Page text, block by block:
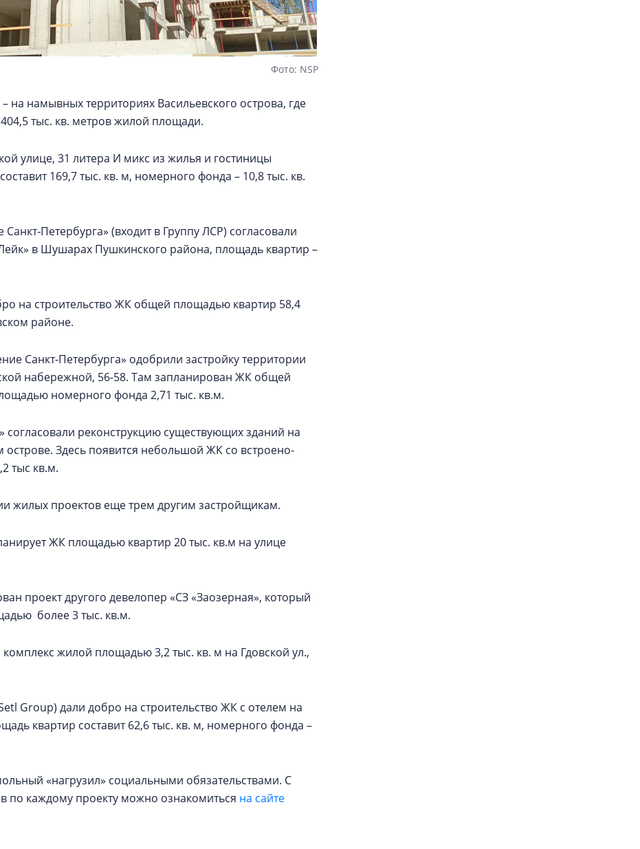
Фото: NSP
намывных территориях Васильевского острова, где
тыс. кв. метров жилой площади.
улице, 31 литера И микс из жилья и гостиницы
169,7 тыс. кв. м, номерного фонда – 10,8 тыс. кв.
(входит в Группу ЛСР) согласовали
в Шушарах Пушкинского района, площадь квартир –
на строительство ЖК общей площадью квартир 58,4
районе.
Санкт‑Петербурга» одобрили застройку территории
набережной, 56-58. Там запланирован ЖК общей
номерного фонда 2,71 тыс. кв.м.
реконструкцию существующих зданий на
Здесь появится небольшой ЖК со встроено-
тыс кв.м.
жилых проектов еще трем другим застройщикам.
ЖК площадью квартир 20 тыс. кв.м на улице
проект другого девелопер «СЗ «Заозерная», который
более 3 тыс. кв.м.
жилой площадью 3,2 тыс. кв. м на Гдовской ул.,
Group) дали добро на строительство ЖК с отелем на
квартир составит 62,6 тыс. кв. м, номерного фонда –
«нагрузил» социальными обязательствами. С
по каждому проекту можно ознакомиться на сайте